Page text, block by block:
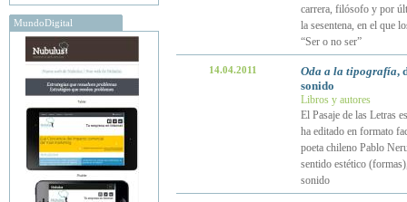
MundoDigital
carrera, filósofo y por
la sesentena, en el que
“Ser o no ser”
14.04.2011 Oda a la tipografía,
sonido
Libros y autores
El Pasaje de las Letras
ha editado en formato
poeta chileno Pablo
sentido estético
sonido